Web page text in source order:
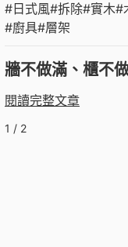
#日式風#拆除#實木#
#廚具#層架
牆不做滿、櫃不
閱讀完整文章
1 / 2